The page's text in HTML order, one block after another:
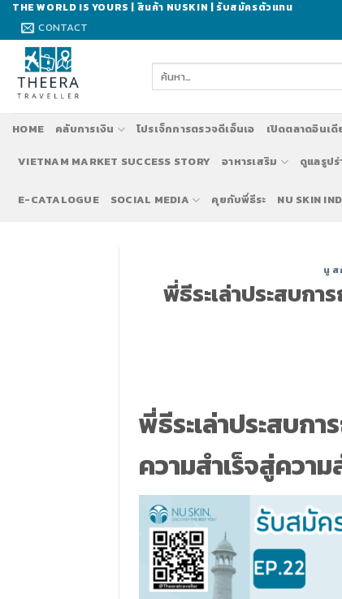
Skip
content
THE WORLD IS YOURS | สินค้า NUSKIN | รับสมัครตัวแทน
CONTACT
ค้นหา:
HOME คลับการเงิน โปรเจ็กการตรวจดีเอ็นเอ เปิดตลาดอินเดี
VIETNAM MARKET SUCCESS STORY อาหารเสริม ดูแลรูปร่
E-CATALOGUE SOCIAL MEDIA คุยกับพี่ธีระ NU SKIN
นู
พี่ธีระเล่าประสบก
พี่ธีระเล่าประสบก
ความสำเร็จสู่ความ